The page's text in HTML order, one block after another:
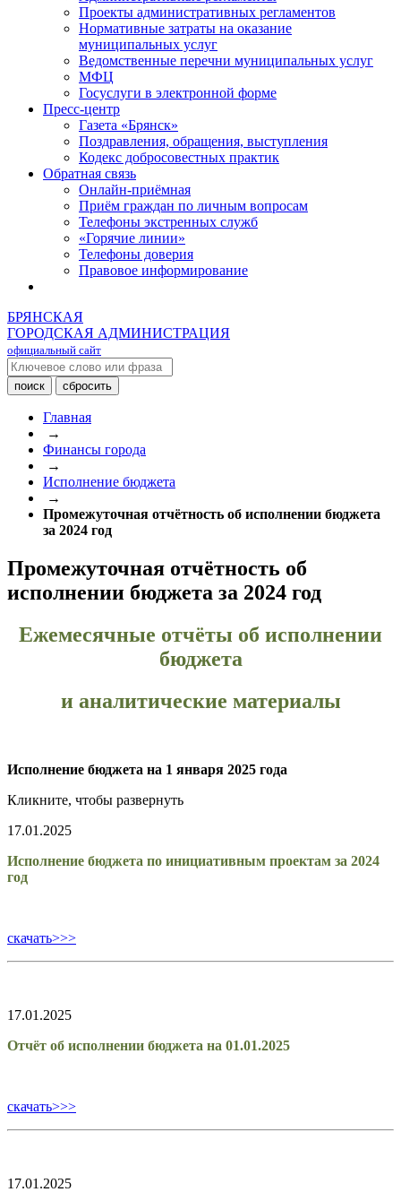
Проекты административных регламентов
Нормативные затраты на оказание
муниципальных услуг
Ведомственные перечни муниципальных услуг
МФЦ
Госуслуги в электронной форме
Пресс-центр
Газета «Брянск»
Поздравления, обращения, выступления
Кодекс добросовестных практик
Обратная связь
Онлайн-приёмная
Приём граждан по личным вопросам
Телефоны экстренных служб
«Горячие линии»
Телефоны доверия
Правовое информирование
БРЯНСКАЯ
ГОРОДСКАЯ АДМИНИСТРАЦИЯ
официальный сайт
Главная
→
Финансы города
→
Исполнение бюджета
→
Промежуточная отчётность об исполнении бюджета
за 2024 год
Промежуточная отчётность об
исполнении бюджета за 2024 год
Ежемесячные отчёты об исполнении
бюджета
и аналитические материалы
Исполнение бюджета на 1 января 2025 года
Кликните, чтобы развернуть
17.01.2025
Исполнение бюджета по инициативным проектам за 2024
год
скачать>>>
17.01.2025
Отчёт об исполнении бюджета на 01.01.2025
скачать>>>
17.01.2025